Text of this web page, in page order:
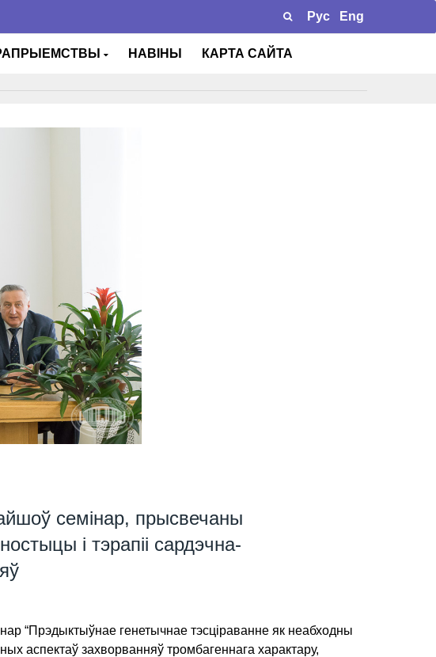
Рус Eng
НАВІНЫ КАРТА САЙТА
семінар, прысвечаны
і тэрапіі сардэчна-
“Прэдыктыўнае генетычнае тэсціраванне як неабходны
аспектаў захворванняў тромбагеннага характару,